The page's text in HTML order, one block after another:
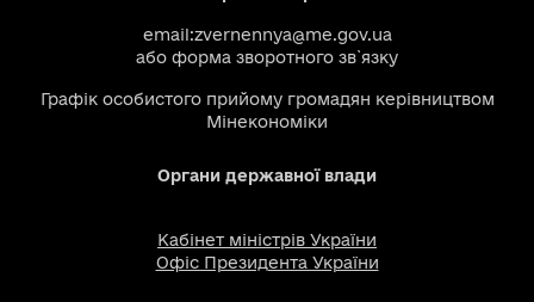
email:zvernennya@me.gov.ua
або форма зворотного зв`язку
Графік особистого прийому громадян керівництвом
Мінекономіки
Органи державної влади
Кабінет міністрів України
Офіс Президента України